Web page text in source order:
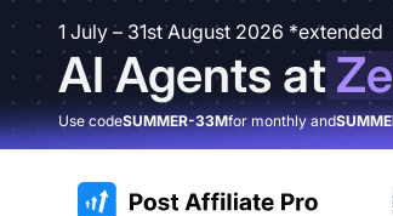
1 July – 31st August 2026 *extended
AI Agents at
Use codeSUMMER-33Mfor monthly and
:site.title